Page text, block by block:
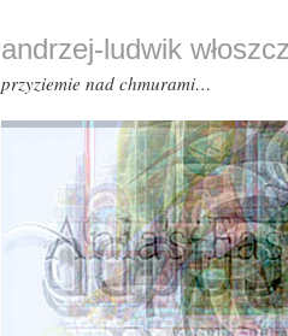
andrzej-ludwik
przyziemie nad chmurami…